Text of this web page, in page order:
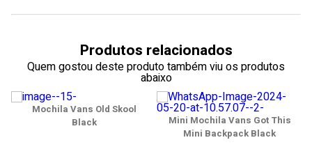
39
Produtos relacionados
Quem gostou deste produto também viu os produtos
abaixo
Mochila Vans Old Skool
Black
Mini Mochila Vans Got This
Mini Backpack Black